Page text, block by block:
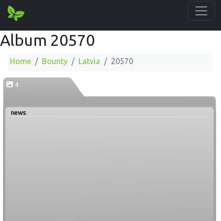
Album 20570
Home Bounty Latvia 20570
4
news